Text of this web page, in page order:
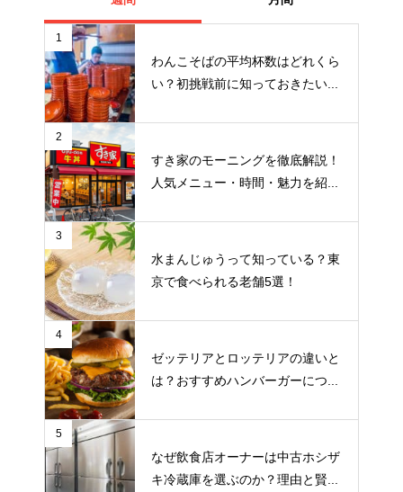
1
わんこそばの平均杯数はどれくら
い？初挑戦前に知っておきたい...
2
すき家のモーニングを徹底解説！
人気メニュー・時間・魅力を紹...
3
水まんじゅうって知っている？東
京で食べられる老舗5選！
4
ゼッテリアとロッテリアの違いと
は？おすすめハンバーガーにつ...
5
なぜ飲食店オーナーは中古ホシザ
キ冷蔵庫を選ぶのか？理由と賢...